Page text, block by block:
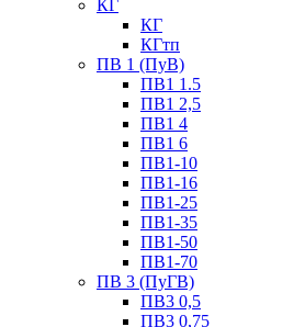
КГ
КГ
КГтп
ПВ 1 (ПуВ)
ПВ1 1.5
ПВ1 2,5
ПВ1 4
ПВ1 6
ПВ1-10
ПВ1-16
ПВ1-25
ПВ1-35
ПВ1-50
ПВ1-70
ПВ 3 (ПуГВ)
ПВ3 0,5
ПВ3 0,75